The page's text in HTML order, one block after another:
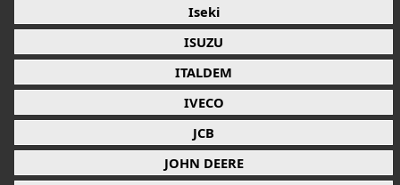
Iseki
ISUZU
ITALDEM
IVECO
JCB
JOHN DEERE